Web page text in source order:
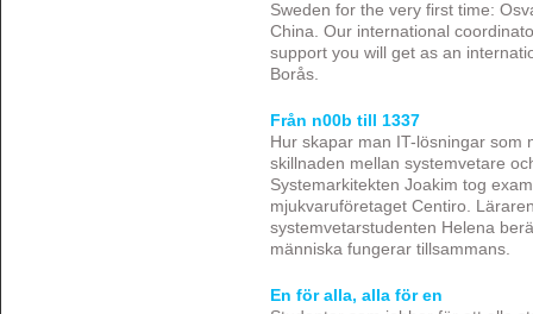
Sweden for the very first time:
China. Our international
support you will get as an
Borås.
Från n00b till 1337
Hur skapar man IT-lösningar som
skillnaden mellan systemvetare
Systemarkitekten Joakim tog
mjukvaruföretaget Centiro.
systemvetarstudenten Helena
människa fungerar tillsammans.
En för alla, alla för en